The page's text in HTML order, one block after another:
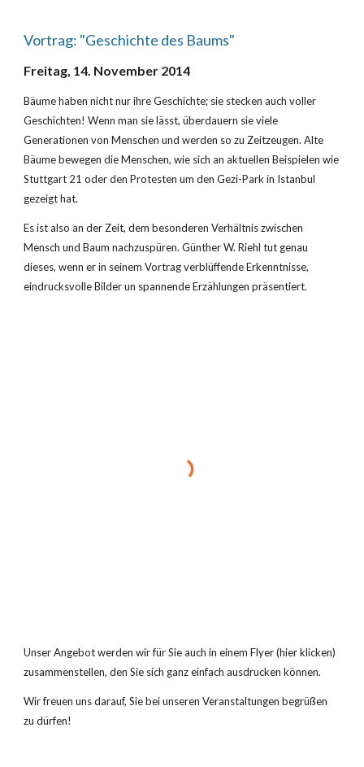
Vortrag: "Geschichte des Baums"
Freitag, 14. November 2014
Bäume haben nicht nur ihre Geschichte; sie stecken auch voller
Geschichten! Wenn man sie lässt, überdauern sie viele
Generationen von Menschen und werden so zu Zeitzeugen. Alte
Bäume bewegen die Menschen, wie sich an aktuellen Beispielen wie
Stuttgart 21 oder den Protesten um den Gezi-Park in Istanbul
gezeigt hat.
Es ist also an der Zeit, dem besonderen Verhältnis zwischen
Mensch und Baum nachzuspüren. Günther W. Riehl tut genau
dieses, wenn er in seinem Vortrag verblüffende Erkenntnisse,
eindrucksvolle Bilder un spannende Erzählungen präsentiert.
Unser Angebot werden wir für Sie auch in einem Flyer (hier klicken)
zusammenstellen, den Sie sich ganz einfach ausdrucken können.
Wir freuen uns darauf, Sie bei unseren Veranstaltungen begrüßen
zu dürfen!